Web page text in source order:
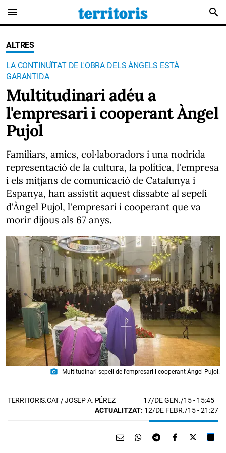
menu search
ALTRES
LA CONTINUÏTAT DE L'OBRA DELS ÀNGELS ESTÀ
GARANTIDA
Multitudinari adéu a
l'empresari i cooperant Àngel
Pujol
Familiars, amics, col·laboradors i una nodrida
representació de la cultura, la política, l'empresa
i els mitjans de comunicació de Catalunya i
Espanya, han assistit aquest dissabte al sepeli
d'Àngel Pujol, l'empresari i cooperant que va
morir dijous als 67 anys.
photo_camera Multitudinari sepeli de l'empresari i cooperant Àngel Pujol.
TERRITORIS.CAT / JOSEP A. PÉREZ 17/DE GEN./15- 15:45
ACTUALITZAT: 12/DE FEBR./15 - 21:27